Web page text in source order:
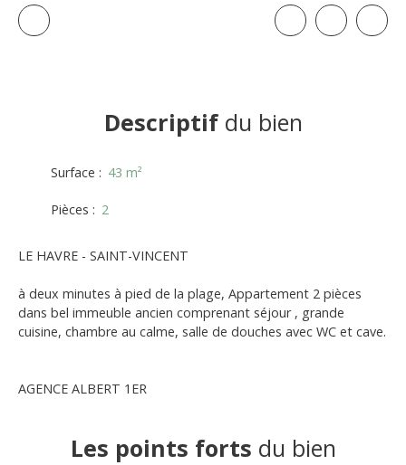
Descriptifdu bien
Surface : 43 m²
Pièces : 2
LE HAVRE - SAINT-VINCENT
à deux minutes à pied de la plage, Appartement 2 pièces
dans bel immeuble ancien comprenant séjour , grande
cuisine, chambre au calme, salle de douches avec WC et cave.
AGENCE ALBERT 1ER
Les points forts du bien